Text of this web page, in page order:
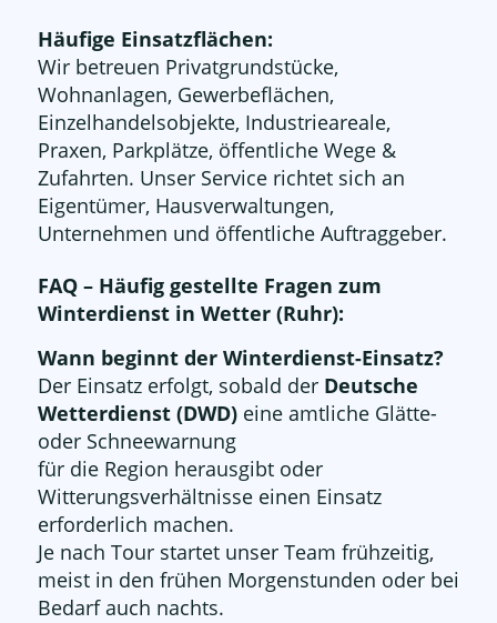
Häufige Einsatzflächen:
Wir betreuen Privatgrundstücke,
Wohnanlagen, Gewerbeflächen,
Einzelhandelsobjekte, Industrieareale,
Praxen, Parkplätze, öffentliche Wege &
Zufahrten. Unser Service richtet sich an
Eigentümer, Hausverwaltungen,
Unternehmen und öffentliche Auftraggeber.
FAQ – Häufig gestellte Fragen zum
Winterdienst in Wetter (Ruhr):
Wann beginnt der Winterdienst-Einsatz?
Der Einsatz erfolgt, sobald der Deutsche
Wetterdienst (DWD)eine amtliche Glätte-
oder Schneewarnung
für die Region herausgibt oder
Witterungsverhältnisse einen Einsatz
erforderlich machen.
Je nach Tour startet unser Team frühzeitig,
meist in den frühen Morgenstunden oder bei
Bedarf auch nachts.